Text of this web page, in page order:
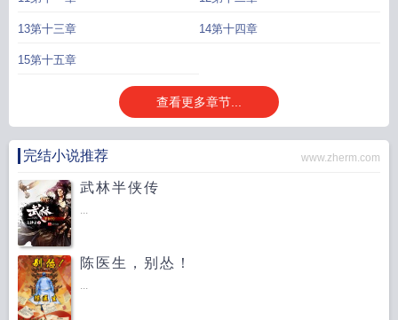
13第十三章 14第十四章
15第十五章
查看更多章节...
完结小说推荐 www.zherm.com
武林半侠传
...
陈医生，别怂！
...